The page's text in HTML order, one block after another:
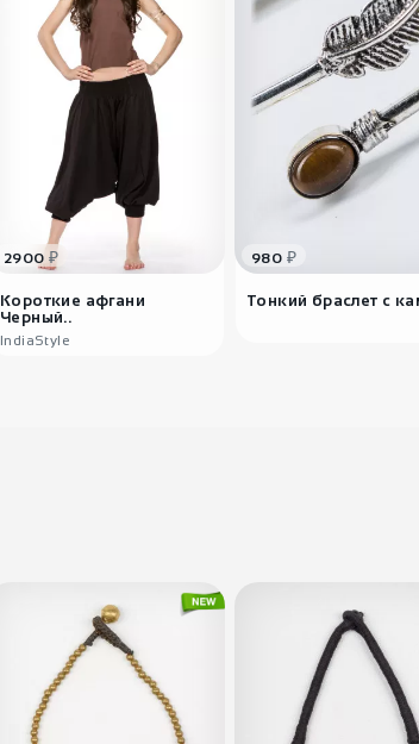
2900 ₽
Короткие афгани
Черный..
IndiaStyle
980 ₽
Тонкий браслет с